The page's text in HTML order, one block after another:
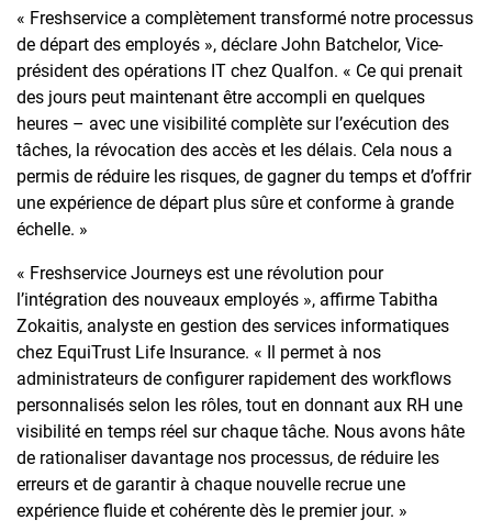
« Freshservice a complètement transformé notre processus
de départ des employés », déclare John Batchelor, Vice-
président des opérations IT chez Qualfon. « Ce qui prenait
des jours peut maintenant être accompli en quelques
heures – avec une visibilité complète sur l’exécution des
tâches, la révocation des accès et les délais. Cela nous a
permis de réduire les risques, de gagner du temps et d’offrir
une expérience de départ plus sûre et conforme à grande
échelle. »
« Freshservice Journeys est une révolution pour
l’intégration des nouveaux employés », affirme Tabitha
Zokaitis, analyste en gestion des services informatiques
chez EquiTrust Life Insurance. « Il permet à nos
administrateurs de configurer rapidement des workflows
personnalisés selon les rôles, tout en donnant aux RH une
visibilité en temps réel sur chaque tâche. Nous avons hâte
de rationaliser davantage nos processus, de réduire les
erreurs et de garantir à chaque nouvelle recrue une
expérience fluide et cohérente dès le premier jour. »